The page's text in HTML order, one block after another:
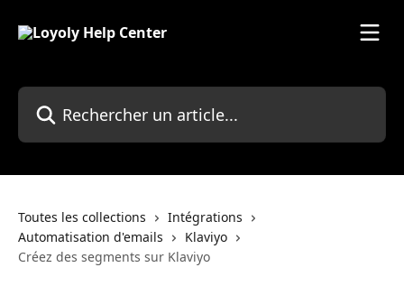
Rechercher un article...
Toutes les collections
Intégrations
Automatisation d'emails
Klaviyo
Créez des segments sur Klaviyo